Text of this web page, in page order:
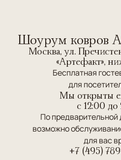
Шоурум ковров
Москва, ул.
«Артефакт»,
Бесплатная
для
Мы открыты
c 12:00
По предварительной
возможно
для вас
+7 (495)